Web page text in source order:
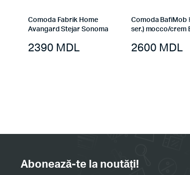
Comoda Fabrik Home
Avangard Stejar Sonoma
2390 MDL
Comoda BafiMob
ser.) mocco/crem
2600 MDL
Abonează-te la noutăți!